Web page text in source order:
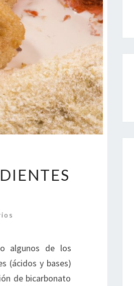
algunos de los
(ácidos y bases)
de bicarbonato